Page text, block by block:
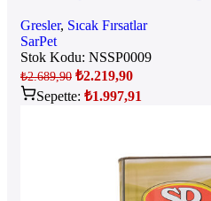
Gresler, Sıcak Fırsatlar
SarPet
Stok Kodu: NSSP0009
₺2.689,90 ₺2.219,90
Sepette: ₺1.997,91